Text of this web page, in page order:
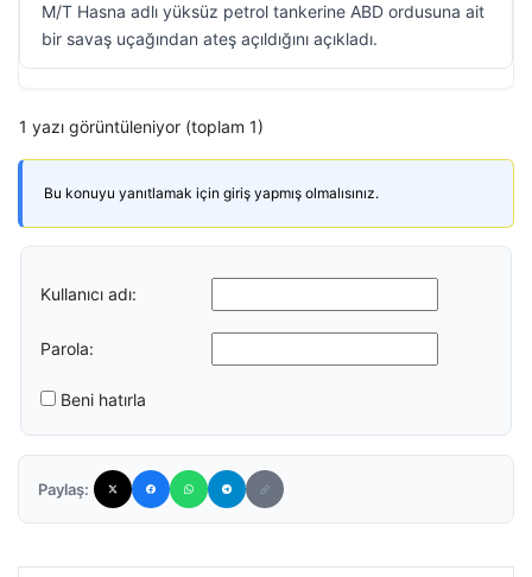
M/T Hasna adlı yüksüz petrol tankerine ABD ordusuna ait
bir savaş uçağından ateş açıldığını açıkladı.
1 yazı görüntüleniyor (toplam 1)
Bu konuyu yanıtlamak için giriş yapmış olmalısınız.
Kullanıcı adı:
Parola:
Beni hatırla
Paylaş: